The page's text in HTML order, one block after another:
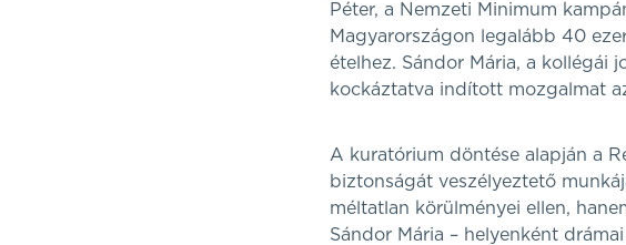
Péter, a Nemzeti Minimum
Magyarországon legalább 40
ételhez. Sándor Mária, a kollégái
kockáztatva indított mozgalmat
A kuratórium döntése alapján a
biztonságát veszélyeztető
méltatlan körülményei ellen,
Sándor Mária – helyenként